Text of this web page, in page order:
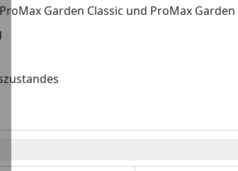
Garden Classic und ProMax Garden